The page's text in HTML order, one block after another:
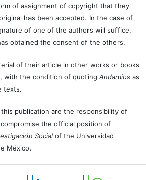
of assignment of copyright that they
has been accepted. In the case of
of one of the authors will suffice,
obtained the consent of the others.
of their article in other works or books
with the condition of quoting Andamiosas
texts.
publication are the responsibility of
the official position of
Social of the Universidad
México.